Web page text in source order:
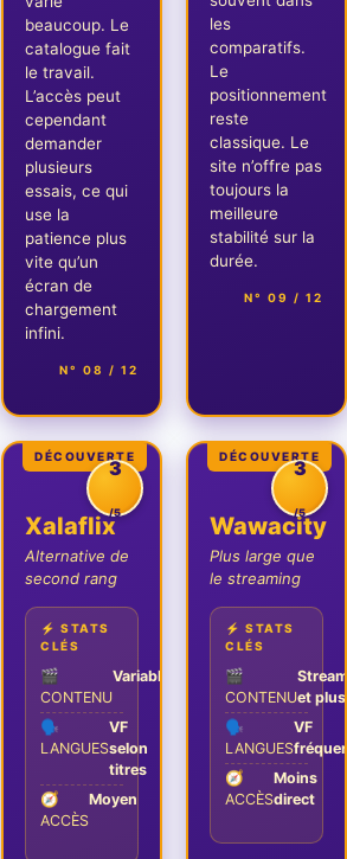
beaucoup. Le
catalogue fait
le travail.
L’accès peut
cependant
demander
plusieurs
essais, ce qui
use la
patience plus
vite qu’un
écran de
chargement
infini.
N° 08 / 12
les
comparatifs.
Le
positionnement
reste
classique. Le
site n’offre pas
toujours la
meilleure
stabilité sur la
durée.
N° 09 / 12
DÉCOUVERTE
3
/5
Xalaflix
Alternative de
second rang
⚡ STATS
CLÉS
🎬
CONTENU
Variable
🗣️
LANGUES
VF
selon
titres
🧭
ACCÈS
Moyen
DÉCOUVERTE
3
/5
Wawacity
Plus large que
le streaming
⚡ STATS
CLÉS
🎬
CONTENUet plus
🗣️
LANGUES
VF
🧭
ACCÈS
Moins
direct